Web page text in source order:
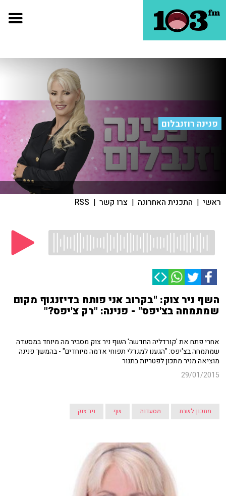
פנינה רוזנבלום
ראשי | התכנית האחרונה | צרו קשר |
RSS
השף ניר צוק: "בקרוב אני פותח בדיזנגוף מקום
שמתמחה בצ'יפס" - פנינה: "רק צ'יפס?"
אחרי פתח את 'קורדליה החדשה' השף ניר צוק מסביר מה מיוחד במסעדה
שמתמחה בצ'יפס: "הגענו למגדלי תפוחי אדמה מיוחדים" - בהמשך פנינה
מוציאה מניר מתכון לפטריות בתנור
29/01/2015
מתכון לשבת מסעדות שף ניר צוק